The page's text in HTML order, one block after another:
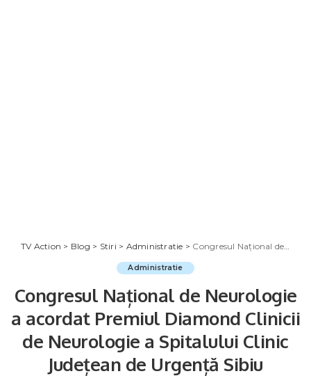
TV Action > Blog > Stiri > Administratie > Congresul Național de Neurologie a acordat Premiul Diamond Clinicii de Neurologie a Spitalului Clinic Județean de Urgență Sibiu
Administratie
Congresul Național de Neurologie
a acordat Premiul Diamond Clinicii
de Neurologie a Spitalului Clinic
Județean de Urgență Sibiu